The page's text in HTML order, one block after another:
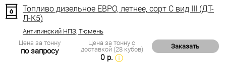
Топливо дизельное ЕВРО, летнее, сорт С вид III (ДТ-
Л-К5)
Антипинский НПЗ, Тюмень
Цена за тонну
по запросу
Цена за тонну с
доставкой (28 кубов)
0 р.
Заказать